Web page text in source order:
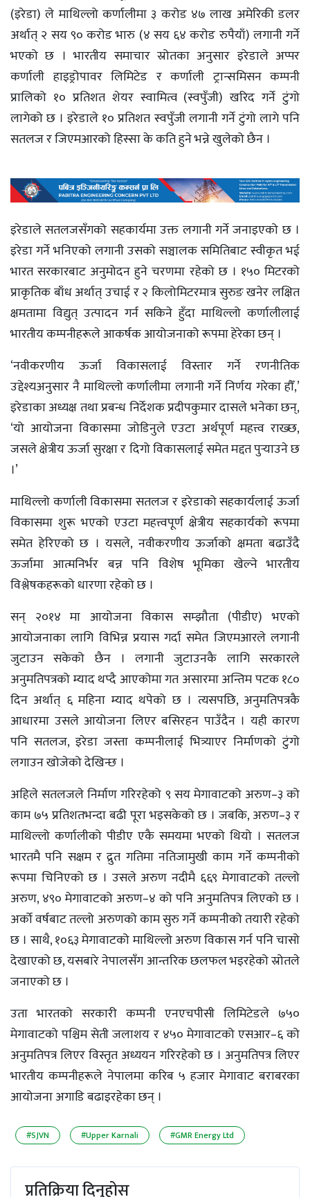
(इरेडा) ले माथिल्लो कर्णालीमा ३ करोड ४७ लाख अमेरिकी डलर
अर्थात् २ सय ९० करोड भारु (४ सय ६४ करोड रुपैयाँ) लगानी गर्ने
भएको छ । भारतीय समाचार स्रोतका अनुसार इरेडाले अप्पर
कर्णाली हाइड्रोपावर लिमिटेड र कर्णाली ट्रान्समिसन कम्पनी
प्रालिको १० प्रतिशत शेयर स्वामित्व (स्वपुँजी) खरिद गर्ने टुंगो
लागेको छ । इरेडाले १० प्रतिशत स्वपुँजी लगानी गर्ने टुंगो लागे पनि
सतलज र जिएमआरको हिस्सा के कति हुने भन्ने खुलेको छैन ।
इरेडाले सतलजसँगको सहकार्यमा उक्त लगानी गर्ने जनाइएको छ ।
इरेडा गर्ने भनिएको लगानी उसको सञ्चालक समितिबाट स्वीकृत भई
भारत सरकारबाट अनुमोदन हुने चरणमा रहेको छ । १५० मिटरको
प्राकृतिक बाँध अर्थात् उचाई र २ किलोमिटरमात्र सुरुङ खनेर लक्षित
क्षमतामा विद्युत् उत्पादन गर्न सकिने हुँदा माथिल्लो कर्णालीलाई
भारतीय कम्पनीहरूले आकर्षक आयोजनाको रूपमा हेरेका छन् ।
‘नवीकरणीय ऊर्जा विकासलाई विस्तार गर्ने रणनीतिक
उद्देश्यअनुसार नै माथिल्लो कर्णालीमा लगानी गर्ने निर्णय गरेका हौँ,’
इरेडाका अध्यक्ष तथा प्रबन्ध निर्देशक प्रदीपकुमार दासले भनेका छन्,
‘यो आयोजना विकासमा जोडिनुले एउटा अर्थपूर्ण महत्त्व राख्छ,
जसले क्षेत्रीय ऊर्जा सुरक्षा र दिगो विकासलाई समेत मद्दत पुर्‍याउने छ
।’
माथिल्लो कर्णाली विकासमा सतलज र इरेडाको सहकार्यलाई ऊर्जा
विकासमा शुरू भएको एउटा महत्त्वपूर्ण क्षेत्रीय सहकार्यको रूपमा
समेत हेरिएको छ । यसले, नवीकरणीय ऊर्जाको क्षमता बढाउँदै
ऊर्जामा आत्मनिर्भर बन्न पनि विशेष भूमिका खेल्ने भारतीय
विश्लेषकहरूको धारणा रहेको छ ।
सन् २०१४ मा आयोजना विकास सम्झौता (पीडीए) भएको
आयोजनाका लागि विभिन्न प्रयास गर्दा समेत जिएमआरले लगानी
जुटाउन सकेको छैन । लगानी जुटाउनकै लागि सरकारले
अनुमतिपत्रको म्याद थप्दै आएकोमा गत असारमा अन्तिम पटक १८०
दिन अर्थात् ६ महिना म्याद थपेको छ । त्यसपछि, अनुमतिपत्रकै
आधारमा उसले आयोजना लिएर बसिरहन पाउँदैन । यही कारण
पनि सतलज, इरेडा जस्ता कम्पनीलाई भित्र्याएर निर्माणको टुंगो
लगाउन खोजेको देखिन्छ ।
अहिले सतलजले निर्माण गरिरहेको ९ सय मेगावाटको अरुण–३ को
काम ७५ प्रतिशतभन्दा बढी पूरा भइसकेको छ । जबकि, अरुण–३ र
माथिल्लो कर्णालीको पीडीए एकै समयमा भएको थियो । सतलज
भारतमै पनि सक्षम र द्रुत गतिमा नतिजामुखी काम गर्ने कम्पनीको
रूपमा चिनिएको छ । उसले अरुण नदीमै ६६९ मेगावाटको तल्लो
अरुण, ४९० मेगावाटको अरुण–४ को पनि अनुमतिपत्र लिएको छ ।
अर्को वर्षबाट तल्लो अरुणको काम सुरु गर्ने कम्पनीको तयारी रहेको
छ । साथै, १०६३ मेगावाटको माथिल्लो अरुण विकास गर्न पनि चासो
देखाएको छ, यसबारे नेपालसँग आन्तरिक छलफल भइरहेको स्रोतले
जनाएको छ ।
उता भारतको सरकारी कम्पनी एनएचपीसी लिमिटेडले ७५०
मेगावाटको पश्चिम सेती जलाशय र ४५० मेगावाटको एसआर–६ को
अनुमतिपत्र लिएर विस्तृत अध्ययन गरिरहेको छ । अनुमतिपत्र लिएर
भारतीय कम्पनीहरूले नेपालमा करिब ५ हजार मेगावाट बराबरका
आयोजना अगाडि बढाइरहेका छन् ।
#SJVN #Upper Karnali #GMR Energy Ltd
प्रतिक्रिया दिनुहोस